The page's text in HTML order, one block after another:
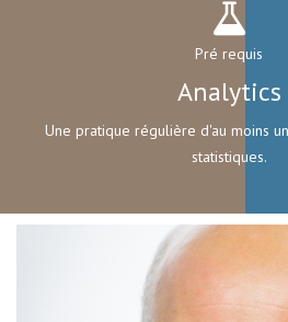
Pré requis
Analytics
Une pratique régulière d'au moins
statistiques.